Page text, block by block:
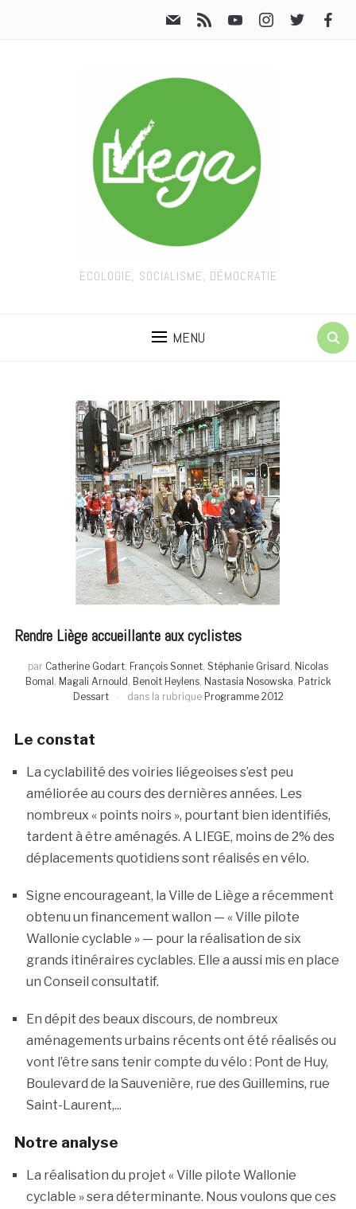
ECOLOGIE, SOCIALISME, DÉMOCRATIE
MENU
Rendre Liège accueillante aux cyclistes
par Catherine Godart François Sonnet Stéphanie Grisard
Nicolas
Bomal
Magali Arnould Benoit Heylens, Nastasia Nosowska Patrick
Dessart
dans la rubrique Programme 2012
Le constat
La cyclabilité des voiries liégeoises s’est peu
améliorée au cours des dernières années. Les
nombreux « points noirs », pourtant bien identifiés,
tardent à être aménagés. A LIEGE, moins de 2% des
déplacements quotidiens sont réalisés en vélo.
Signe encourageant, la Ville de Liège a récemment
obtenu un financement wallon — « Ville pilote
Wallonie cyclable » — pour la réalisation de six
grands itinéraires cyclables. Elle a aussi mis en place
un Conseil consultatif.
En dépit des beaux discours, de nombreux
aménagements urbains récents ont été réalisés ou
vont l’être sans tenir compte du vélo : Pont de Huy,
Boulevard de la Sauvenière, rue des Guillemins, rue
Saint-Laurent,...
Notre analyse
La réalisation du projet « Ville pilote Wallonie
cyclable » sera déterminante. Nous voulons que ces